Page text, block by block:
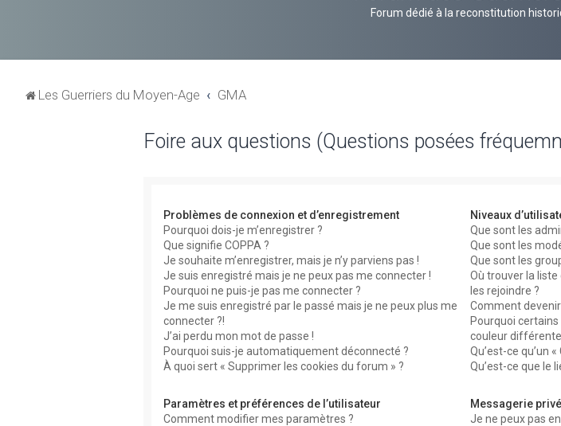
Forum dédié à la reconstitution
Les Guerriers du Moyen-Age GMA
Foire aux questions (Questions posées
Problèmes de connexion et d’enregistrement
Pourquoi dois-je m’enregistrer ?
Que signifie COPPA ?
Je souhaite m’enregistrer, mais je n’y parviens pas !
Je suis enregistré mais je ne peux pas me connecter !
Pourquoi ne puis-je pas me connecter ?
Je me suis enregistré par le passé mais je ne peux plus me
connecter ?!
J’ai perdu mon mot de passe !
Pourquoi suis-je automatiquement déconnecté ?
À quoi sert « Supprimer les cookies du forum » ?
Paramètres et préférences de l’utilisateur
Comment modifier mes paramètres ?
Niveaux
Que sont les
Que sont les
Que sont les
Où trouver la
les rejoindre ?
Comment
Pourquoi
couleur
Qu’est-ce qu’un
Qu’est-ce que le
Messagerie
Je ne peux pas